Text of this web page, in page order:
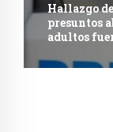
Hallazgo
presuntos
adultos